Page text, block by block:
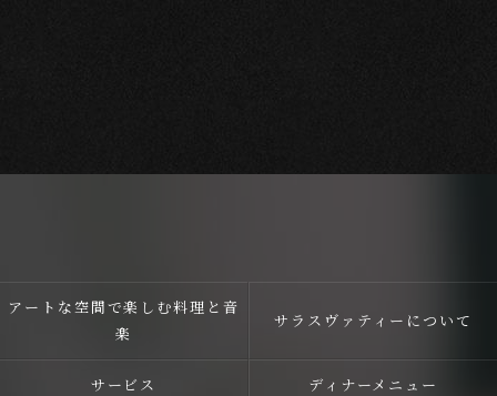
アートな空間で楽しむ料理と音
楽
サラスヴァティーについて
サービス ディナーメニュー